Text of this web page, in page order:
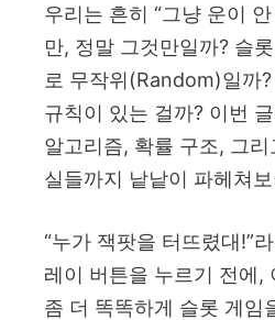
우리는 흔히 “그냥 운이
만, 정말 그것만일까? 슬
로 무작위(Random)일까
규칙이 있는 걸까? 이번
알고리즘, 확률 구조, 그
실들까지 낱낱이 파헤쳐
“누가 잭팟을 터뜨렸대!”
레이 버튼을 누르기 전에,
좀 더 똑똑하게 슬롯 게임